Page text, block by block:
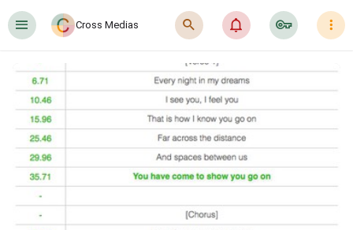
󰍜 Cross Medias 󰍉 󰂜 󰷖 󰇙